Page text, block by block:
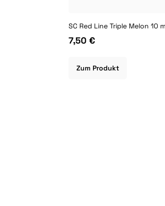
SC Red Line Triple Melon 10
7,50 €
Zum Produkt